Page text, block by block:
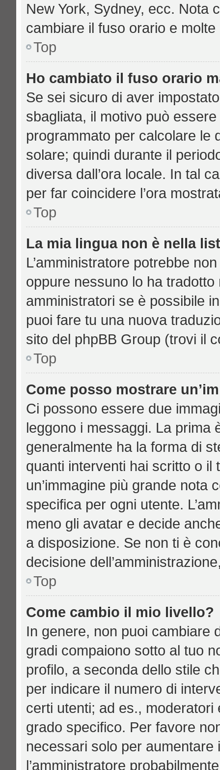
New York, Sydney, ecc. Nota
cambiare il fuso orario e
Top
Ho cambiato il fuso orario
Se sei sicuro di aver
sbagliata, il motivo può
programmato per calcolare le
solare; quindi durante il
diversa dall’ora locale. In tal
per far coincidere l’ora
Top
La mia lingua non è nella
L’amministratore potrebbe
oppure nessuno lo ha
amministratori se è possibile
puoi fare tu una nuova
sito del phpBB Group (trovi il
Top
Come posso mostrare
Ci possono essere due
leggono i messaggi. La prima
generalmente ha la forma di
quanti interventi hai scritto o il
un’immagine più grande nota
specifica per ogni utente.
meno gli avatar e decide
a disposizione. Se non ti è
decisione
Top
Come cambio il mio livello?
In genere, non puoi cambiare
gradi compaiono sotto al tuo
profilo, a seconda dello stile
per indicare il numero di
certi utenti; ad es.,
grado specifico. Per favore
necessari solo per
l’amministratore